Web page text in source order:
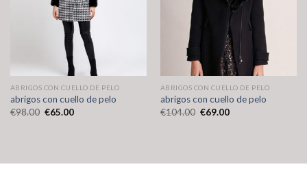
ABRIGOS CON CUELLO DE PELO
abrigos con cuello de pelo
€98.00 €65.00
ABRIGOS CON CUELLO DE PELO
abrigos con cuello de pelo
€104.00 €69.00